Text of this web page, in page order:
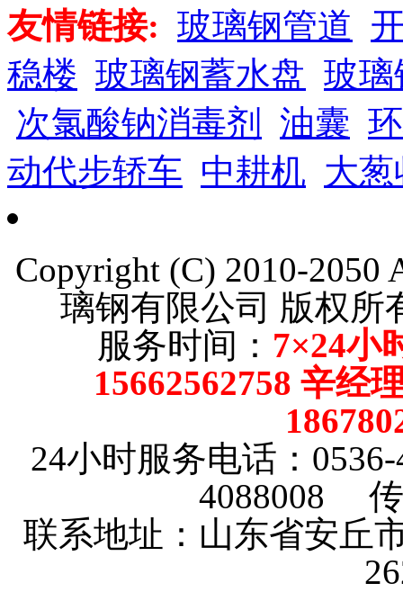
友情链接: 玻璃钢管道
稳楼 玻璃钢蓄水盘 玻璃
次氯酸钠消毒剂
油囊
动代步轿车 中耕机 大
Copyright (C) 2010-2050
璃钢有限公司 版权
服务时间： 7×24小
15662562758 辛
24小时服务电话：
4088008 传
联系地址：山东省安丘